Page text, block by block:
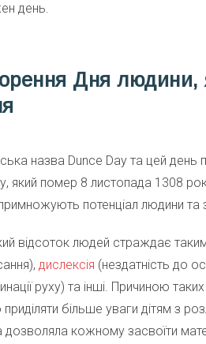
день.
Дня
назва Dunce Day та цей
який помер 8 листопада 1308
потенціал людини та
відсоток людей страждає
дислексія (нездатність до
руху) та інші. Причиною таких
більше уваги дітям з
кожному засвоїти